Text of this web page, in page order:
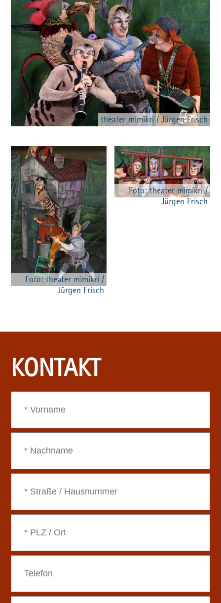
theater mimikri / Jürgen Frisch
Foto: theater mimikri /
Jürgen Frisch
Foto: theater mimikri /
Jürgen Frisch
KONTAKT